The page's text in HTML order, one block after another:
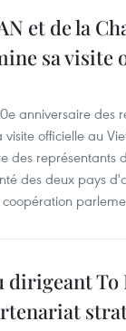
et de la
sa visite
anniversaire des
officielle au
des représentants
des deux pays
dirigeant